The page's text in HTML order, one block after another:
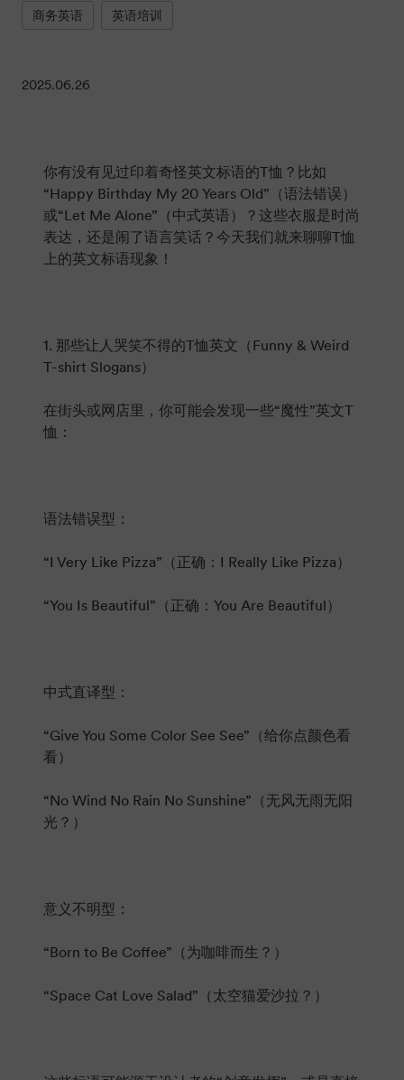
商务英语
英语培训
2025.06.26
你有没有见过印着奇怪英文标语的T恤？比如
“Happy Birthday My 20 Years Old”（语法错误）
或“Let Me Alone”（中式英语）？这些衣服是时尚
表达，还是闹了语言笑话？今天我们就来聊聊T恤
上的英文标语现象！
1. 那些让人哭笑不得的T恤英文（Funny & Weird
T-shirt Slogans）
在街头或网店里，你可能会发现一些“魔性”英文T
恤：
语法错误型：
“I Very Like Pizza”（正确：I Really Like Pizza）
“You Is Beautiful”（正确：You Are Beautiful）
中式直译型：
“Give You Some Color See See”（给你点颜色看
看）
“No Wind No Rain No Sunshine”（无风无雨无阳
光？）
意义不明型：
“Born to Be Coffee”（为咖啡而生？）
“Space Cat Love Salad”（太空猫爱沙拉？）